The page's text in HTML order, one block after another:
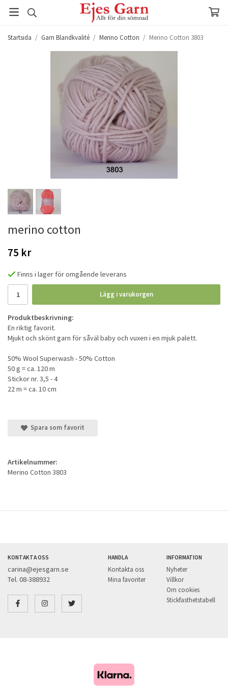
Startsida / Garn Blandkvalité / Merino Cotton / Merino Cotton 3803
merino cotton
75 kr
Finns i lager för omgående leverans
Lägg i varukorgen
Produktbeskrivning:
En riktig favorit.
Mjukt och skönt garn för såväl baby och vuxen i en mjuk palett.
50% Wool Superwash - 50% Cotton
50 g = ca. 120 m
Stickor nr. 3,5 - 4
22 m = ca. 10 cm
Spara som favorit
Artikelnummer:
Merino Cotton 3803
KONTAKTA OSS
carina@ejesgarn.se
Tel. 08-388932
HANDLA
Kontakta oss
Mina favoriter
INFORMATION
Nyheter
Villkor
Om cookies
Stickfasthetstabell